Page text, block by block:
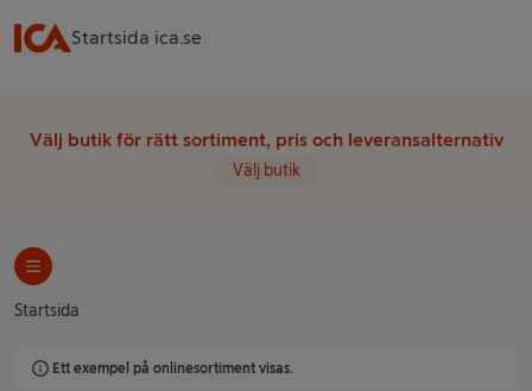
Startsida ica.se
Välj butik för rätt sortiment, pris och leveransalternativ
Välj butik
Startsida
Ett exempel på onlinesortiment visas.